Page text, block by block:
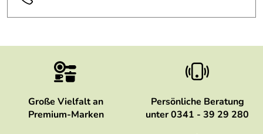
Große Vielfalt an
Premium-Marken
Persönliche Beratung
unter 0341 - 39 29 280